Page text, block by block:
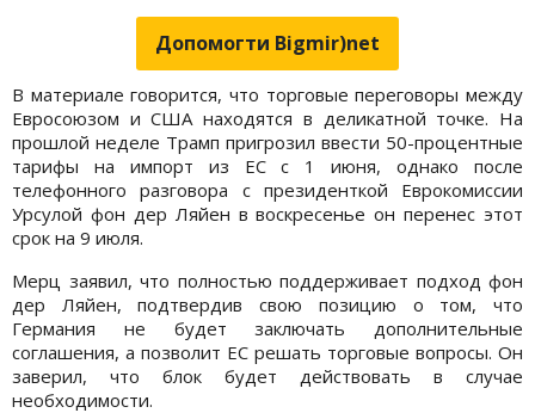
Допомогти Bigmir)net
В материале говорится, что торговые переговоры между
Евросоюзом и США находятся в деликатной точке. На
прошлой неделе Трамп пригрозил ввести 50-процентные
тарифы на импорт из ЕС с 1 июня, однако после
телефонного разговора с президенткой Еврокомиссии
Урсулой фон дер Ляйен в воскресенье он перенес этот
срок на 9 июля.
Мерц заявил, что полностью поддерживает подход фон
дер Ляйен, подтвердив свою позицию о том, что
Германия не будет заключать дополнительные
соглашения, а позволит ЕС решать торговые вопросы. Он
заверил, что блок будет действовать в случае
необходимости.